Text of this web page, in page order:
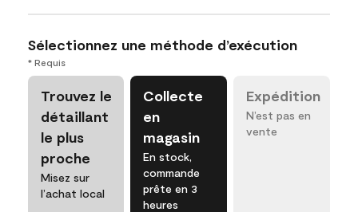
Sélectionnez une méthode d’exécution
* Requis
Trouvez le
détaillant
le plus
proche
Misez sur
l’achat local
Collecte
en
magasin
En stock,
commande
prête en 3
heures
Expédition
N’est pas en
vente